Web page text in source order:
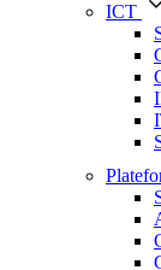
ICT